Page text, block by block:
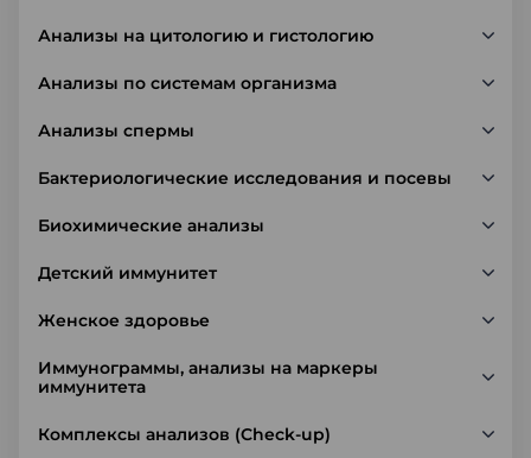
Анализы на цитологию и гистологию
Анализы по системам организма
Анализы спермы
Бактериологические исследования и посевы
Биохимические анализы
Детский иммунитет
Женское здоровье
Иммунограммы, анализы на маркеры
иммунитета
Комплексы анализов (Check-up)